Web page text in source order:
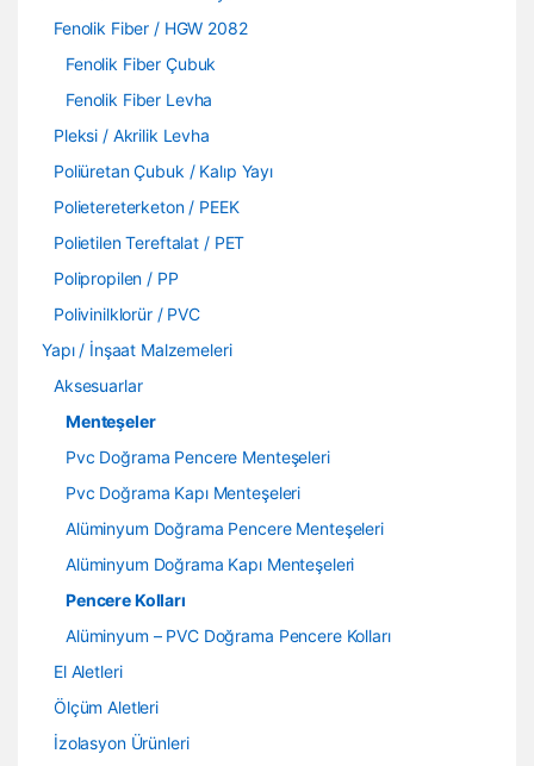
Fenolik Fiber / HGW 2082
Fenolik Fiber Çubuk
Fenolik Fiber Levha
Pleksi / Akrilik Levha
Poliüretan Çubuk / Kalıp Yayı
Polietereterketon / PEEK
Polietilen Tereftalat / PET
Polipropilen / PP
Polivinilklorür / PVC
Yapı / İnşaat Malzemeleri
Aksesuarlar
Menteşeler
Pvc Doğrama Pencere Menteşeleri
Pvc Doğrama Kapı Menteşeleri
Alüminyum Doğrama Pencere Menteşeleri
Alüminyum Doğrama Kapı Menteşeleri
Pencere Kolları
Alüminyum – PVC Doğrama Pencere Kolları
El Aletleri
Ölçüm Aletleri
İzolasyon Ürünleri